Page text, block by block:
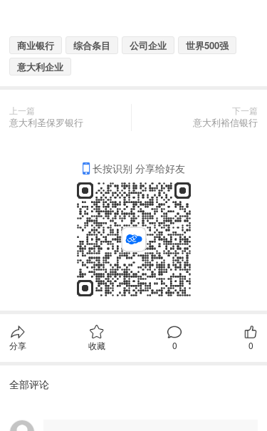
商业银行 综合条目 公司企业
世界500强
意大利企业
上一篇
意大利圣保罗银行
下一篇
意大利裕信银行
长按识别 分享给好友
分享 收藏 0 0
全部评论